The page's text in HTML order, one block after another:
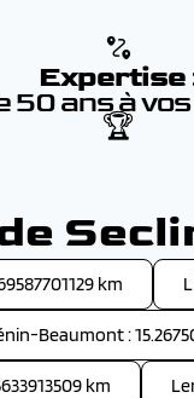
Expertise
50 ans à
🏆
km
Beaumont :
km